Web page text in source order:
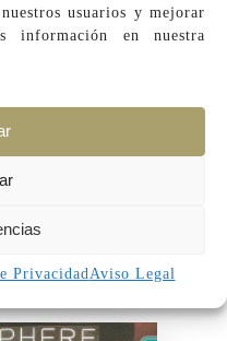
usuarios y mejorar
información en
nuestra
PrivacidadAviso Legal